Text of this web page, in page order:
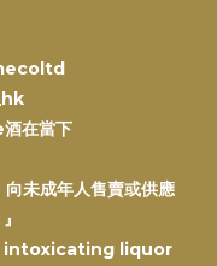
在當下
向未成年人售賣或供應
intoxicating liquor